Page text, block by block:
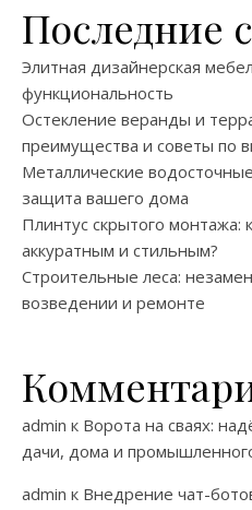
Последние
Элитная дизайнерская
функциональность
Остекление веранды и
преимущества и советы по
Металлические
защита вашего дома
Плинтус скрытого монтажа:
аккуратным и стильным?
Строительные леса:
возведении и ремонте
admin к Ворота на сваях:
дачи, дома и
admin к Внедрение чат-